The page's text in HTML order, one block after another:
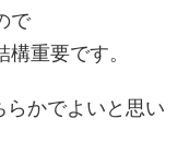
で
重要です。
かでよいと思い